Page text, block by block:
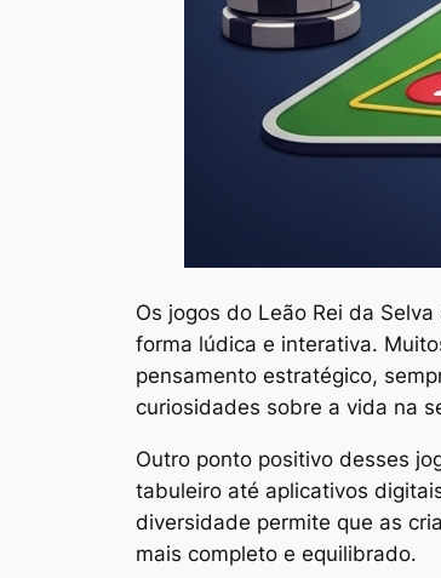
Os jogos do Leão Rei da
forma lúdica e interativa.
pensamento estratégico,
curiosidades sobre a vida na
Outro ponto positivo desses
tabuleiro até aplicativos
diversidade permite que as
mais completo e equilibrado.